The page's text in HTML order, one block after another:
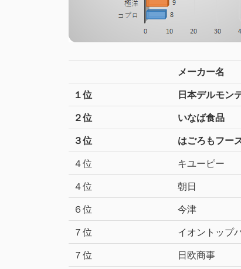
メーカー名
１位
日本デルモン
２位
いなば食品
３位
はごろもフー
４位
キユーピー
４位
朝日
６位
今津
７位
イオントップ
７位
日欧商事